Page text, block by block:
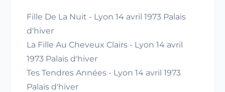
Fille De La Nuit - Lyon 14 avril 1973 Palais
d'hiver
La Fille Au Cheveux Clairs - Lyon 14 avril
1973 Palais d'hiver
Tes Tendres Années - Lyon 14 avril 1973
Palais d'hiver